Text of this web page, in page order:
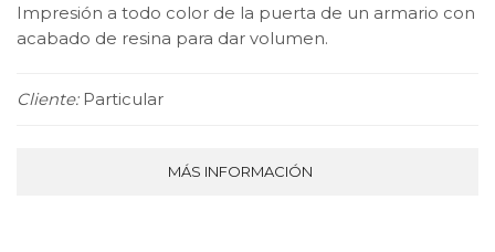
Impresión a todo color de la puerta de un armario con
acabado de resina para dar volumen.
Cliente: Particular
MÁS INFORMACIÓN